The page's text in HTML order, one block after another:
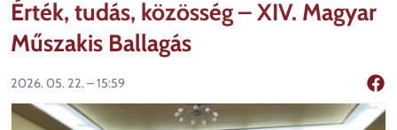
Érték, tudás, közösség – XIV. Magyar
Műszakis Ballagás
2026. 05. 22. – 15:59